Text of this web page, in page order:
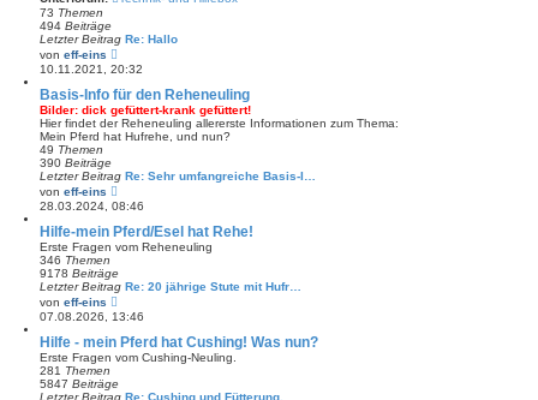
e
e
t
a
g
73 Themen
494 Beiträge
Letzter Beitrag Re: Hallo
von eff-eins
e
u
e
s
t
e
r
i
r
g
10.11.2021, 20:32
Basis-Info für den Reheneuling
Bilder: dick gefüttert-krank gefüttert!
Hier findet der Reheneuling allererste Informationen zum Thema:
Mein Pferd hat Hufrehe, und nun?
49 Themen
390 Beiträge
Letzter Beitrag Re: Sehr umfangreiche Basis-I…
von eff-eins
e
u
e
t
r
B
i
a
28.03.2024, 08:46
Hilfe-mein Pferd/Esel hat Rehe!
Erste Fragen vom Reheneuling
346 Themen
9178 Beiträge
Letzter Beitrag Re: 20 jährige Stute mit Hufr…
von eff-eins
e
u
e
s
t
r
07.08.2026, 13:46
Hilfe - mein Pferd hat Cushing! Was nun?
Erste Fragen vom Cushing-Neuling.
281 Themen
5847 Beiträge
Letzter Beitrag Re: Cushing und Fütterung.